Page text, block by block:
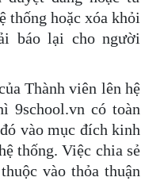
thống hoặc xóa khỏi
báo lại cho người
Thành viên lên hệ
9school.vn có toàn
vào mục đích kinh
thống. Việc chia sẻ
vào thỏa thuận